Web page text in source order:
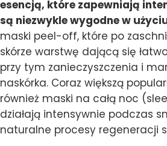
esencją, które zapewniają
są niezwykle wygodne w
maski peel-off, które po
skórze warstwę dającą się
przy tym zanieczyszczenia i
naskórka. Coraz większą
również maski na całą noc
działają intensywnie podczas
naturalne procesy regeneracji